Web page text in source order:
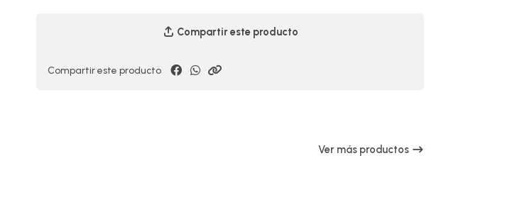
Compartir este producto
Compartir este producto
Ver más productos